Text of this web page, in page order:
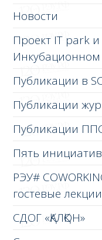
Новости
Проект IT park и
Инкубационном
Публикации в
Публикации
Публикации
Пять инициатив
РЭУ#
гостевые
СДОГ «ҚАЛҚОН»